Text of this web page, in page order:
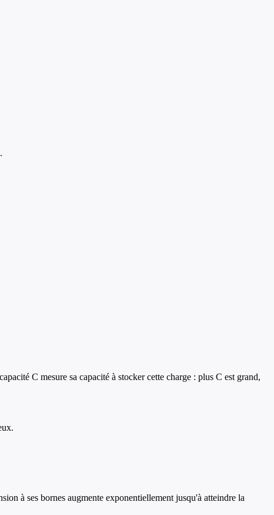
C mesure sa capacité à stocker cette charge : plus C est grand,
à ses bornes augmente exponentiellement jusqu'à atteindre la